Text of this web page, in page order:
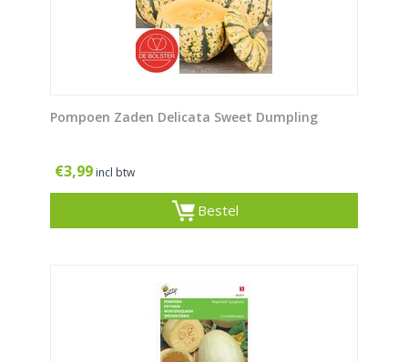
Pompoen Zaden Delicata Sweet Dumpling
€3,99 incl btw
Bestel